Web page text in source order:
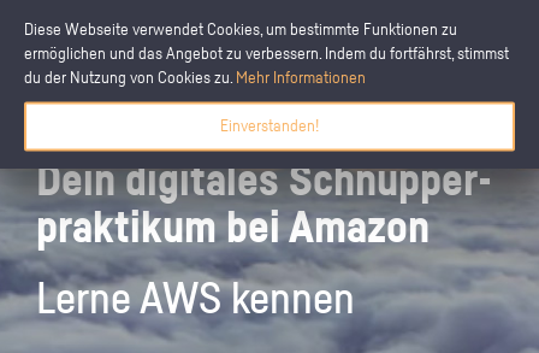
Diese Webseite verwendet Cookies, um bestimmte Funktionen zu
ermöglichen und das Angebot zu verbessern. Indem du fortfährst, stimmst
du der Nutzung von Cookies zu. Mehr Informationen
Einverstanden!
Dein digitales Schnupper­
praktikum bei Amazon
Lerne AWS kennen